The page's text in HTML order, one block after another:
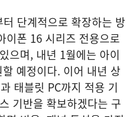
단계적으로 확장하는 방
이폰 16 시리즈 전용으로
으며, 내년 1월에는 아이
예정이다. 이어 내년 상
태블릿 PC까지 적용 기
기반을 확보하겠다는 구